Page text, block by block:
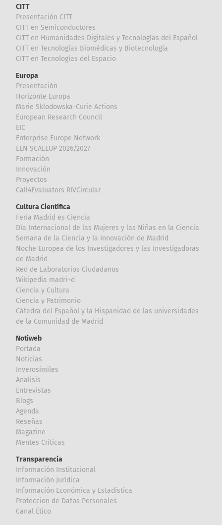
CITT
Presentación CITT
CITT en Semiconductores
CITT en Humanidades Digitales y Tecnologías del Español
CITT en Tecnologías Biomédicas y Biotecnología
CITT en Tecnologías del Espacio
Europa
Presentación
Horizonte Europa
Marie Sklodowska-Curie Actions
European Research Council
EIC
Enterprise Europe Network
EEN SCALEUP 2026/2027
Formación
Innovación
Proyectos
Call4Evaluators RIVCircular
Cultura Científica
Feria Madrid es Ciencia
Día Internacional de las Mujeres y las Niñas en la Ciencia
Semana de la Ciencia y la Innovación de Madrid
Noche Europea de los Investigadores y las Investigadoras
de Madrid
Red de Laboratorios Ciudadanos
Wikipedia madri+d
Ciencia y Cultura
Ciencia y Patrimonio
Cátedra del Español y la Hispanidad de las universidades
de la Comunidad de Madrid
Notiweb
Portada
Noticias
Inverosímiles
Analisis
Entrevistas
Blogs
Agenda
Reseñas
Magazine
Mentes Críticas
Transparencia
Información Institucional
Información Jurídica
Información Económica y Estadística
Proteccion de Datos Personales
Canal Ético